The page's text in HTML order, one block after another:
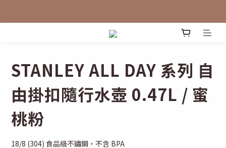
STANLEY ALL DAY 系列 自
由掛扣隨行水壺 0.47L / 蜜
桃粉
18/8 (304) 食品級不鏽鋼，不含 BPA